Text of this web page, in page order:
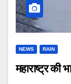
NEWS RAIN
महाराष्ट्र की